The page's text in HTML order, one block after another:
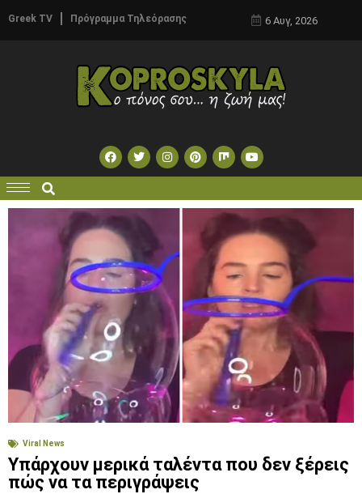
Greek TV Πρόγραμμα Τηλεόρασης 6 Αυγ, 2026
Viral News
Υπάρχουν μερικά ταλέντα που δεν ξέρεις
πώς να τα περιγράψεις